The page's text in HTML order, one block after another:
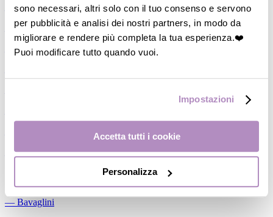
sono necessari, altri solo con il tuo consenso e servono
per pubblicità e analisi dei nostri partners, in modo da
migliorare e rendere più completa la tua esperienza.❤️
Puoi modificare tutto quando vuoi.
Impostazioni
Accetta tutti i cookie
Personalizza
―Biberon
―
Tettarelle
―Succhietti
Conservalatte Materno
―Massaggiagengive
― Bavaglini